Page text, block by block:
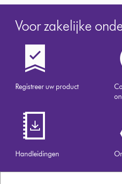
Voor zakelijke
Registreer uw product
Handleidingen